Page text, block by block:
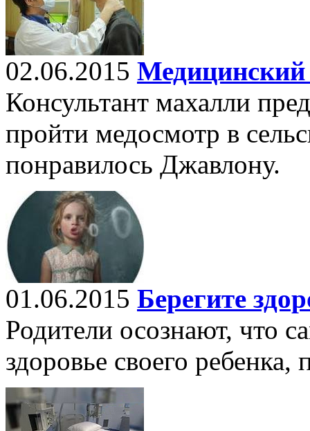
02.06.2015 Медицинский
Консультант махалли
пройти медосмотр в
понравилось Джавлону.
01.06.2015 Берегите
Родители осознают, что
здоровье своего